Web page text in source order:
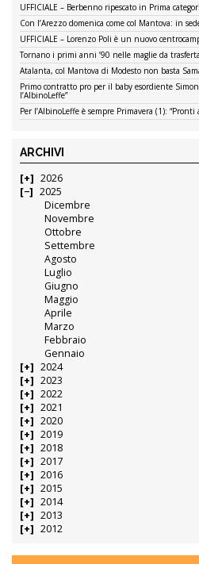
UFFICIALE – Berbenno ripescato in Prima
Con l’Arezzo domenica come col Mantova: in
UFFICIALE – Lorenzo Poli è un nuovo
Tornano i primi anni ’90 nelle maglie da
Atalanta, col Mantova di Modesto non basta
Primo contratto pro per il baby esordiente
l’AlbinoLeffe”
Per l’AlbinoLeffe è sempre Primavera (1):
ARCHIVI
2026
2025
Dicembre
Novembre
Ottobre
Settembre
Agosto
Luglio
Giugno
Maggio
Aprile
Marzo
Febbraio
Gennaio
2024
2023
2022
2021
2020
2019
2018
2017
2016
2015
2014
2013
2012